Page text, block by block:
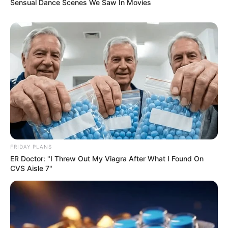
Όλα τα κείμενα και οι εικόνες είναι πνευματική ιδιοκτησία του
ΝΙΚΟΛΑΟΣ ΑΝΑΞΙΜΑΝΔΡΟΣ. Aπαγορεύεται η αναπαραγωγή, η
Sensual Dance Scenes We Saw In Movies
FRIDAY PLANS
ER Doctor: "I Threw Out My Viagra After What I Found On
CVS Aisle 7"